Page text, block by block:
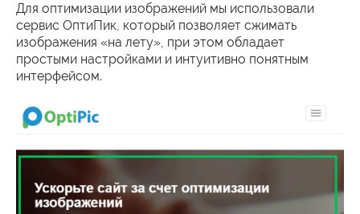
Для оптимизации изображений мы использовали
сервис ОптиПик, который позволяет сжимать
изображения «на лету», при этом обладает
простыми настройками и интуитивно понятным
интерфейсом.